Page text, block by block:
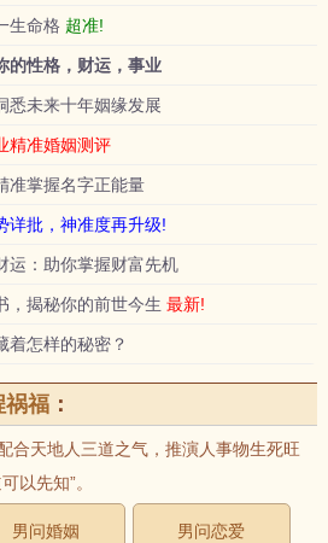
生命格 超准!
的性格，财运，事业
悉未来十年姻缘发展
精准婚姻测评
准掌握名字正能量
详批，神准度再升级!
运：助你掌握财富先机
，揭秘你的前世今生 最新!
着怎样的秘密？
祸福：
合天地人三道之气，推演人事物生死旺
以先知”。
男问婚姻 男问恋爱